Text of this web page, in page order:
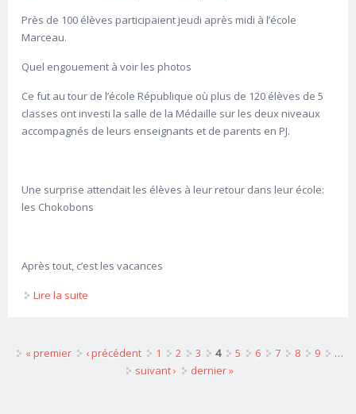
Près de 100 élèves participaient jeudi après midi à l’école
Marceau.
Quel engouement à voir les photos
Ce fut au tour de l’école République où plus de 120 élèves de 5
classes ont investi la salle de la Médaille sur les deux niveaux
accompagnés de leurs enseignants et de parents en PJ.
Une surprise attendait les élèves à leur retour dans leur école:
les Chokobons
Après tout, c’est les vacances
Lire la suite
Pages
« premier ‹ précédent 1 2 3 4 5 6 7 8 9
…
suivant ›
dernier »